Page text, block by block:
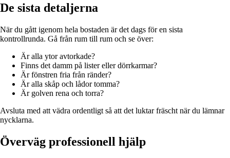
De sista detaljerna
När du gått igenom hela bostaden är det dags för en sista
kontrollrunda. Gå från rum till rum och se över:
Är alla ytor avtorkade?
Finns det damm på lister eller dörrkarmar?
Är fönstren fria från ränder?
Är alla skåp och lådor tomma?
Är golven rena och torra?
Avsluta med att vädra ordentligt så att det luktar fräscht när du lämnar
nycklarna.
Överväg professionell hjälp